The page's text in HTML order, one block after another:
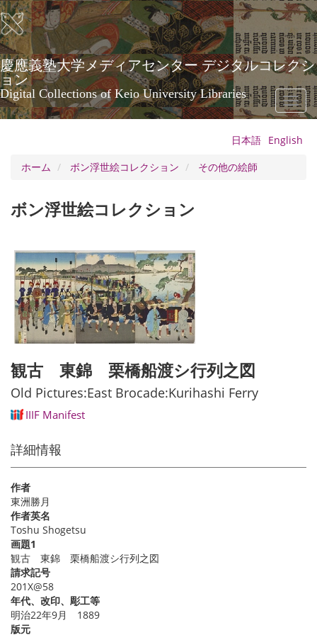
メ
イ
ン
コ
ン
テ
ン
ツ
に
慶應義塾大学メディアセンター デジタルコレクシ
ョン
Digital Collections of Keio University Libraries
Toggle
日本語 English
ホーム
ボン浮世絵コレクション その他の絵師
ボン浮世絵コレクション
観古 東錦 栗橋船渡シ行列之図
Old Pictures:East Brocade:Kurihashi Ferry
IIIF Manifest
詳細情報
作者
東洲勝月
作者英名
Toshu Shogetsu
画題1
観古 東錦 栗橋船渡シ行列之図
請求記号
201X@58
年代、改印、彫工等
明治22年9月 1889
版元